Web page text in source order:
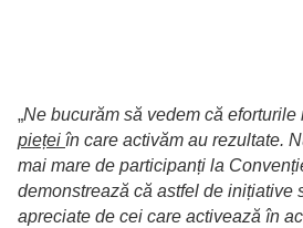
„Ne bucurăm să vedem că eforturile
pieței în care activăm au rezultate.
mai mare de participanți la
demonstrează că astfel de inițiative
apreciate de cei care activează în